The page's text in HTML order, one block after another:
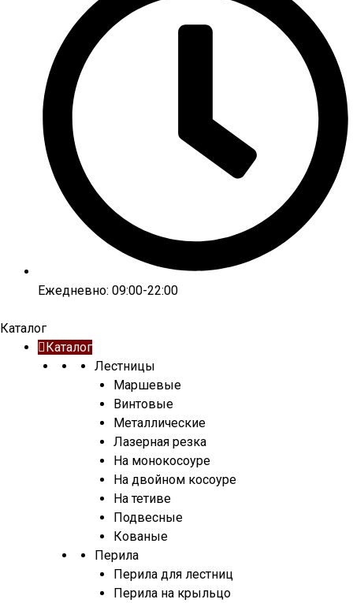
Ежедневно: 09:00-22:00
Каталог
Каталог
Лестницы
Маршевые
Винтовые
Металлические
Лазерная резка
На монокосоуре
На двойном косоуре
На тетиве
Подвесные
Кованые
Перила
Перила для лестниц
Перила на крыльцо